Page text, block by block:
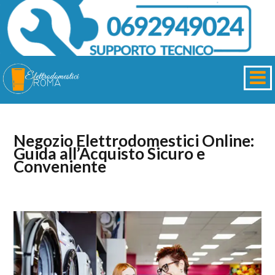
Negozio Elettrodomestici Online:
Guida all’Acquisto Sicuro e
Conveniente